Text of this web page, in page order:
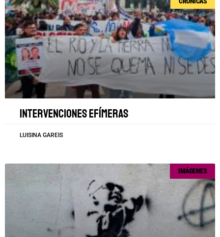
Intervenciones efímeras
LUISINA GAREIS
IMÁGENES